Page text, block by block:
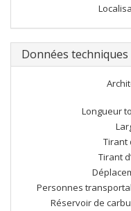
Données techniques
Longueur
Tirant
Tirant
Personnes
Réservoir de